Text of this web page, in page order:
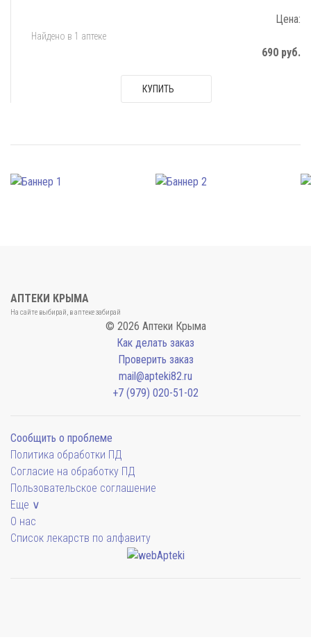
Цена:
Найдено в 1 аптеке
690 руб.
КУПИТЬ
АПТЕКИ КРЫМА
На сайте выбирай, в аптеке забирай
© 2026 Аптеки Крыма
Как делать заказ
Проверить заказ
mail@apteki82.ru
+7 (979) 020-51-02
Сообщить о проблеме
Политика обработки ПД
Согласие на обработку ПД
Пользовательское соглашение
Еще ∨
О нас
Список лекарств по алфавиту